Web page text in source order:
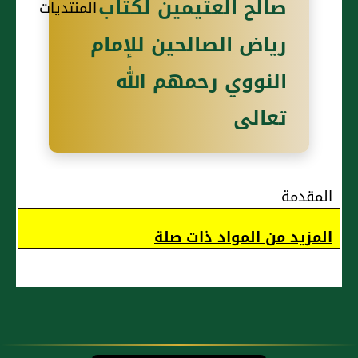
يقول: العيافة
والطيرة والطرق
من الجبت رواه أبو
داود بإسناد حسن
وقال الطرق هو
وهو أن يتيمن أو
اليمين تيمن وإن
رضي الله
عنها قالت:
سأل رسول
الله صلى
الله عليه
وسلم أناس
عن الكهان
فقال
ليسوا
بشيء
رسول الله
ومهر صالح العثيمين لكتاب
رياض الصالحين للإمام
النووي رحمهم الله
تعالى
المقدمة
المزيد من المواد ذات صلة